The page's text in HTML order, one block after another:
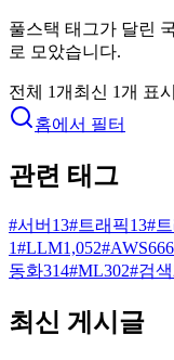
풀스택 태그가 달린
로 모았습니다.
전체 1개 최신 1개 표시
홈에서 필터
관련 태그
#서버 13#트래픽13#
1#LLM1,052#AWS666
동화314#ML302#검색
최신 게시글